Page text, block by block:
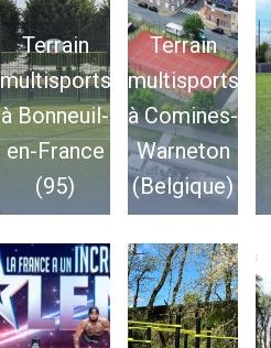
Terrain
multisports
à Bonneuil-
en-France
(95)
Terrain
multisports
à Comines-
Warneton
(Belgique)